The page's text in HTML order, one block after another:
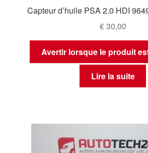
Capteur d’huile PSA 2.0 HDI
€30,00
Avertir lorsque le produit
Lire la suite